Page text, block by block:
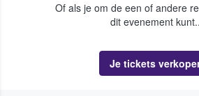
Of als je om de een of andere
dit evenement
Je tickets